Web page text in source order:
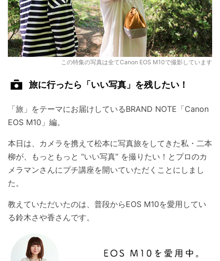
この特集の写真は全てCanon EOS M10で撮影しています
旅に行ったら「いい写真」を残したい！
「旅」をテーマにお届けしているBRAND NOTE「Canon
EOS M10」編。
本日は、カメラを携えて松本に写真旅をしてきた私・二本
柳が、もっともっと “いい写真” を撮りたい！とプロのカ
メラマンさんにプチ講座を開いていただくことにしまし
た。
教えていただいたのは、普段からEOS M10を愛用してい
る鈴木さや香さんです。